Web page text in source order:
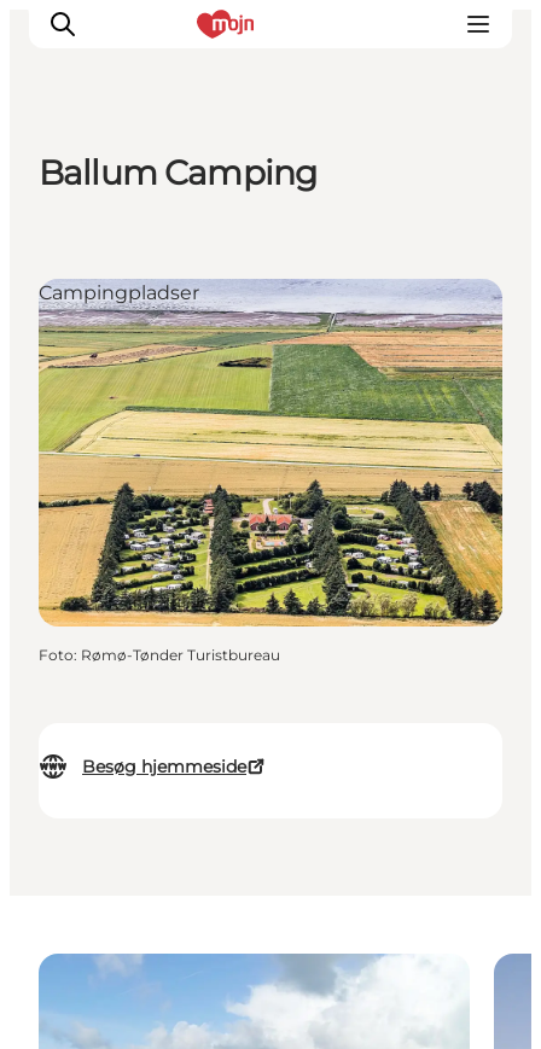
Det sker
Overnatning
Planlæg din ferie
Booking
Ballum Camping
Besøg hjemmeside
Campingpladser
Foto: Rømø-Tønder Turistbureau